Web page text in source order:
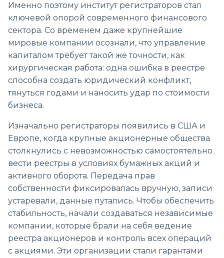
Именно поэтому институт регистраторов стал
ключевой опорой современного финансового
сектора. Со временем даже крупнейшие
мировые компании осознали, что управление
капиталом требует такой же точности, как
хирургическая работа: одна ошибка в реестре
способна создать юридический конфликт,
тянуться годами и наносить удар по стоимости
бизнеса.
Изначально регистраторы появились в США и
Европе, когда крупные акционерные общества
столкнулись с невозможностью самостоятельно
вести реестры в условиях бумажных акций и
активного оборота. Передача прав
собственности фиксировалась вручную, записи
устаревали, данные путались. Чтобы обеспечить
стабильность, начали создаваться независимые
компании, которые брали на себя ведение
реестра акционеров и контроль всех операций
с акциями. Эти организации стали гарантами